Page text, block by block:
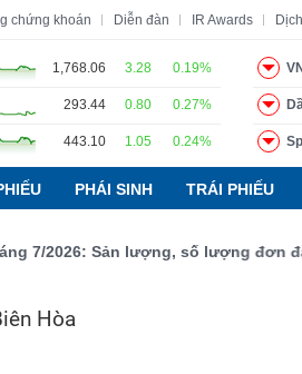
chứng khoán Diễn đàn IR Awards
1,768.06 3.28 0.19%
293.44 0.80 0.27%
443.10 1.05 0.24%
PHÁI SINH TRÁI PHIẾU
Sản lượng, số lượng đơn đặt
Hòa
đạo Báo cáo phân